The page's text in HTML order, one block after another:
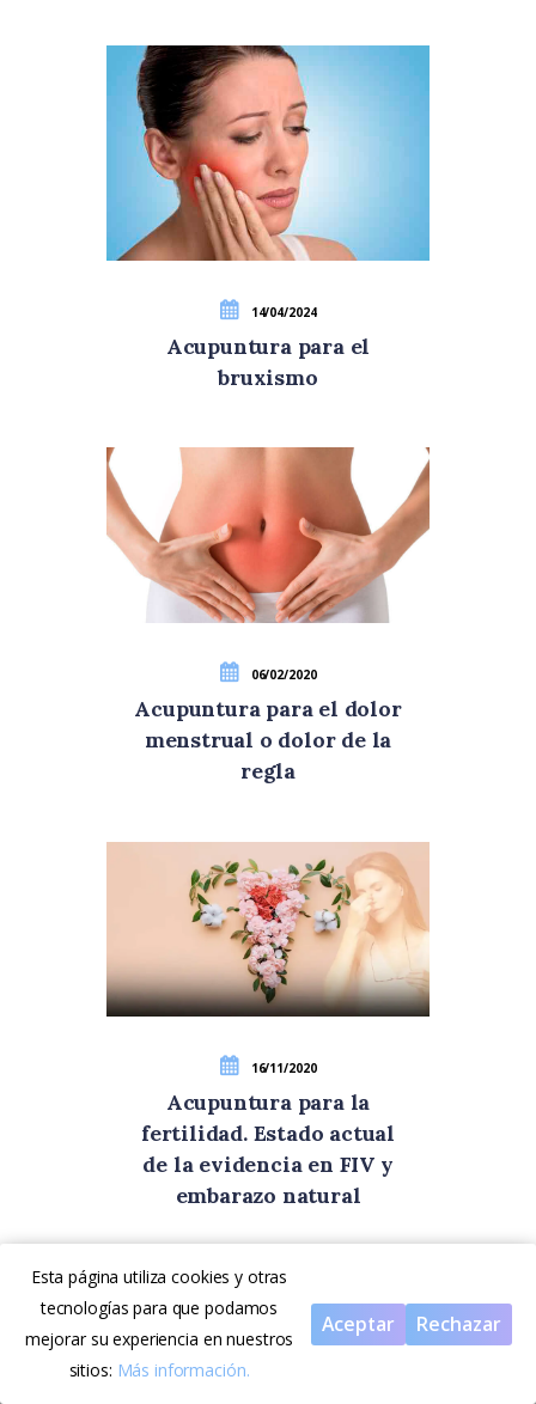
14/04/2024
Acupuntura para el
bruxismo
06/02/2020
Acupuntura para el dolor
menstrual o dolor de la
regla
16/11/2020
Acupuntura para la
fertilidad. Estado actual
de la evidencia en FIV y
embarazo natural
Esta página utiliza cookies y otras
tecnologías para que podamos
mejorar su experiencia en nuestros
sitios: Más información.
Aceptar Rechazar